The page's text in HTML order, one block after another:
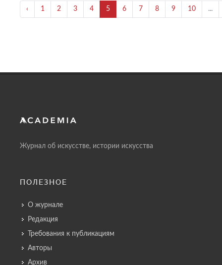
‹ 1 2 3 4 5 6 7 8 9 10 ...
Журнал об искусстве, истории искусства
ПОЛЕЗНОЕ
О журнале
Редакция
Требования к публикациям
Авторы
Архив